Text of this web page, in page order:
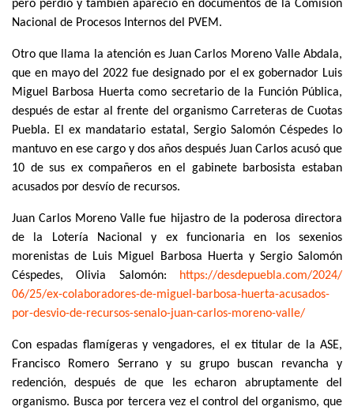
pero perdió y también apareció en documentos de la Comisión
Nacional de Procesos Internos del PVEM.
Otro que llama la atención es Juan Carlos Moreno Valle Abdala,
que en mayo del 2022 fue designado por el ex gobernador Luis
Miguel Barbosa Huerta como secretario de la Función Pública,
después de estar al frente del organismo Carreteras de Cuotas
Puebla. El ex mandatario estatal, Sergio Salomón Céspedes lo
mantuvo en ese cargo y dos años después Juan Carlos acusó que
10 de sus ex compañeros en el gabinete barbosista estaban
acusados por desvío de recursos.
Juan Carlos Moreno Valle fue hijastro de la poderosa directora
de la Lotería Nacional y ex funcionaria en los sexenios
morenistas de Luis Miguel Barbosa Huerta y Sergio Salomón
Céspedes, Olivia Salomón: https://desdepuebla.com/2024/
06/25/ex-colaboradores-de-miguel-barbosa-huerta-acusados-
por-desvio-de-recursos-senalo-juan-carlos-moreno-valle/
Con espadas flamígeras y vengadores, el ex titular de la ASE,
Francisco Romero Serrano y su grupo buscan revancha y
redención, después de que les echaron abruptamente del
organismo. Busca por tercera vez el control del organismo, que